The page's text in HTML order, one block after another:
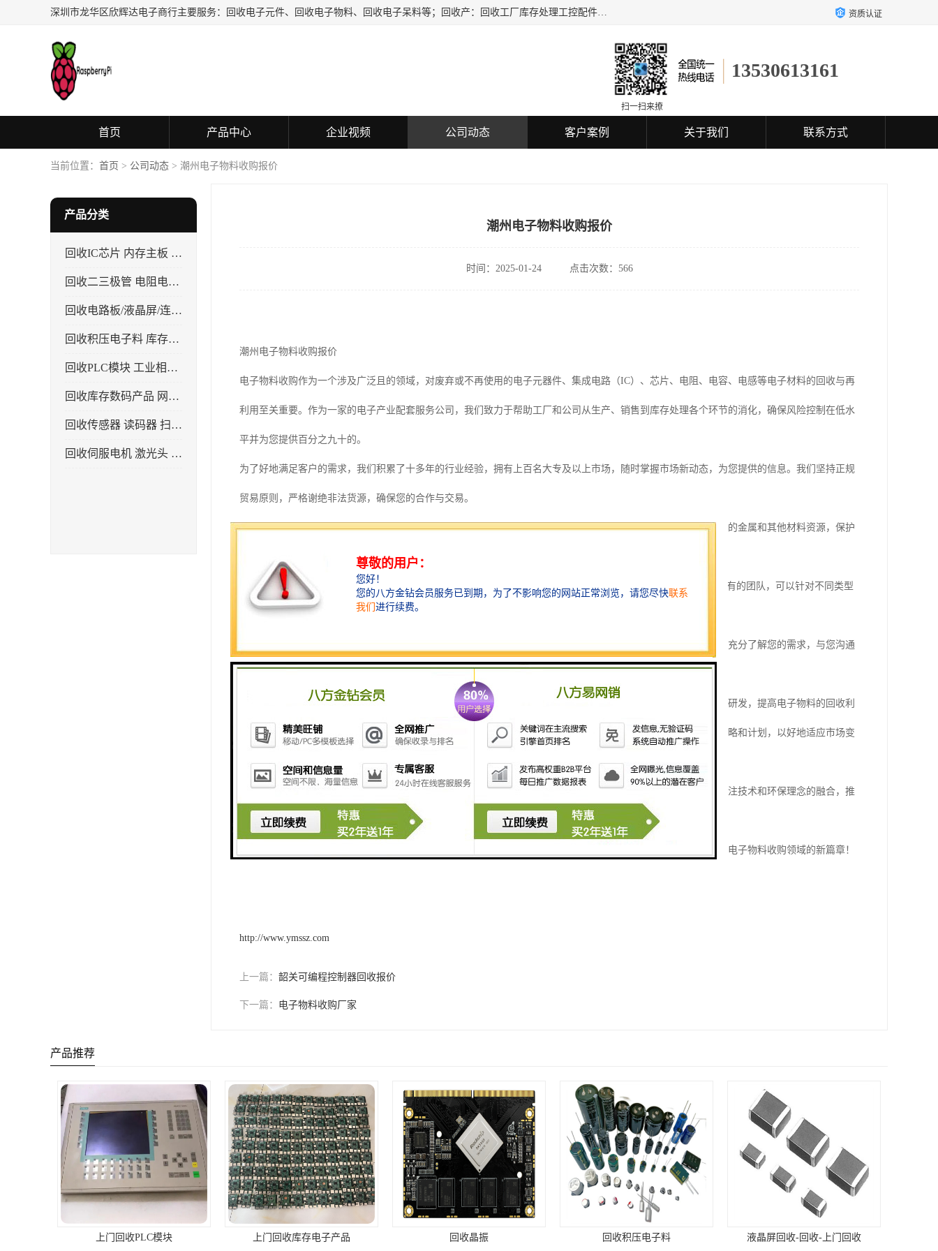
深圳市龙华区欣辉达电子商行主要服务：回收电子元件、回收电子物料、回收电子呆料等；回收产：回收工厂库存处理工控配件，电子集成电路，电子呆料，机器视觉，仪器仪表，传感器，扫描设备，三菱/西门子、松下，SMC,KEYENCE,COGNEX,PLC、回收各品牌IC二三极管，电子板，蓝牙WIFI模块，数码产品，U盘等电子产品的回收，长期提供上门回收服务。 资质认证
13530613161
扫一扫来撩
首页 产品中心 企业视频 公司动态 客户案例 关于我们 联系方式
当前位置： 首页 > 公司动态 > 潮州电子物料收购报价
产品分类
回收IC芯片 内存主板 CPU
回收二三极管 电阻电容 晶振
回收电路板/液晶屏/连接器
回收积压电子料 库存电子产品
回收PLC模块 工业相机 镜头
回收库存数码产品 网络设备
回收传感器 读码器 扫描枪
回收伺服电机 激光头 气缸 电磁阀
潮州电子物料收购报价
时间：2025-01-24 点击次数：566
潮州电子物料收购报价
电子物料收购作为一个涉及广泛且的领域，对废弃或不再使用的电子元器件、集成电路（IC）、芯片、电阻、电容、电感等电子材料的回收与再
利用至关重要。作为一家的电子产业配套服务公司，我们致力于帮助工厂和公司从生产、销售到库存处理各个环节的消化，确保风险控制在低水
平并为您提供百分之九十的。
为了好地满足客户的需求，我们积累了十多年的行业经验，拥有上百名大专及以上市场，随时掌握市场新动态，为您提供的信息。我们坚持正规
贸易原则，严格谢绝非法货源，确保您的合作与交易。
电子物料收购是资源节约、环境保护和经济效益的重要手段。通过对各种电子物料的回收处理，不仅可以节约贵重的金属和其他材料资源，保护
环境，还可以为相关企业提供稳定的原材料来源，降低生产成本，实现经济效益的双赢局面。
电子物料收购的类型广泛多样，包括电子元器件、集成电路（IC）、电路板（PCB）、连接器、传感器等。我们拥有的团队，可以针对不同类型
的电子物料提供定制化的收购方案，确保满足您的需求。
收购电子物料的流程包括信息收集与评估、协商与定价、收购与运输、检测与分类、处理与再利用等环节。我们将充分了解您的需求，与您沟通
电子物料收购行业面临着种种挑战，如电子物料种类繁多、环境污染风险、市场价格波动等。我们将不断加强技术研发，提高电子物料的回收利
用率和处理效率；并执行严格的环保标准，确保处理过程不对环境造成污染；同时密切关注市场动态，灵活调整策略和计划，以好地适应市场变
化。
展望未来，随着电子产业的快速发展和环保意识的提升，电子物料收购行业将迎来广阔的发展前景。我们将持续关注技术和环保理念的融合，推
动电子物料的回收再利用水平不断提高，为客户提供的服务。
在潮州电子物料收购领域，我们将竭诚为您提供较、的服务，与您携手共创美好未来！期待与您的合作，共同开创电子物料收购领域的新篇章！
http://www.ymssz.com
上一篇： 韶关可编程控制器回收报价
下一篇： 电子物料收购厂家
产品推荐
上门回收PLC模块 上门回收库存电子产品 回收晶振 回收积压电子料 液晶屏回收-回收-上门回收